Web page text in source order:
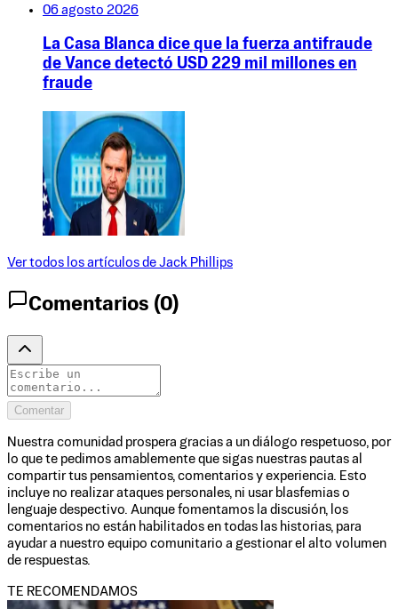
06 agosto 2026
La Casa Blanca dice que la fuerza antifraude
de Vance detectó USD 229 mil millones en
fraude
Ver todos los artículos de Jack Phillips
Comentarios (0)
Comentar
Nuestra comunidad prospera gracias a un diálogo respetuoso, por
lo que te pedimos amablemente que sigas nuestras pautas al
compartir tus pensamientos, comentarios y experiencia. Esto
incluye no realizar ataques personales, ni usar blasfemias o
lenguaje despectivo. Aunque fomentamos la discusión, los
comentarios no están habilitados en todas las historias, para
ayudar a nuestro equipo comunitario a gestionar el alto volumen
de respuestas.
TE RECOMENDAMOS